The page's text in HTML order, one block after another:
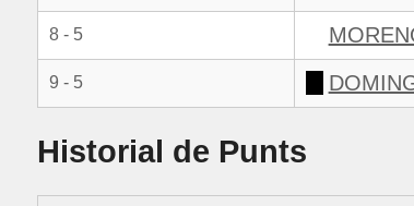
8 - 5
9 - 5
Historial de Punts